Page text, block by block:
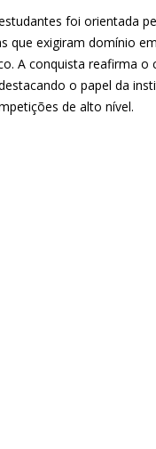
foi orientada
que exigiram domínio
A conquista reafirma
o papel da
de alto nível.